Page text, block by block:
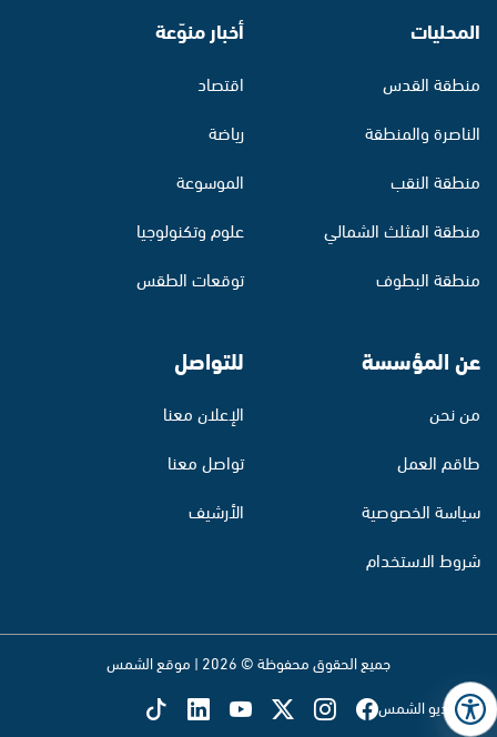
المحليات
منطقة القدس
الناصرة والمنطقة
منطقة النقب
منطقة المثلث الشمالي
منطقة البطوف
أخبار منوّعة
اقتصاد
رياضة
الموسوعة
علوم وتكنولوجيا
توقعات الطقس
عن المؤسسة
من نحن
طاقم العمل
سياسة الخصوصية
شروط الاستخدام
للتواصل
الإعلان معنا
تواصل معنا
الأرشيف
جميع الحقوق محفوظة © 2026 | موقع الشمس
تابع راديو الشمس